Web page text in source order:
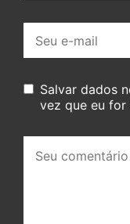
mail:
Salvar dados
vez que eu for
comentário: